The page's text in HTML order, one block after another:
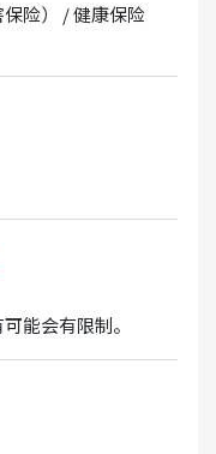
险） / 健康保险
能会有限制。